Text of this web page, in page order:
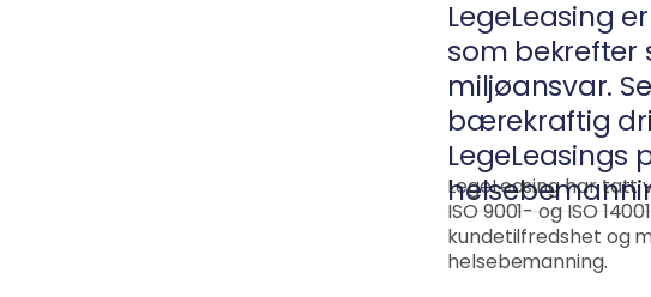
LegeLeasing
som bekrefter
miljøansvar.
bærekraftig
LegeLeasings
LegeLeasing har
ISO 9001- og ISO
kundetilfredshet og
helsebemanning.